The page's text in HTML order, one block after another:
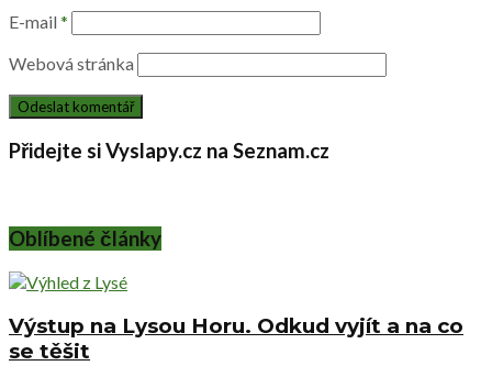
E-mail *
Webová stránka
Přidejte si Vyslapy.cz na Seznam.cz
Oblíbené články
Výstup na Lysou Horu. Odkud vyjít a na co
se těšit